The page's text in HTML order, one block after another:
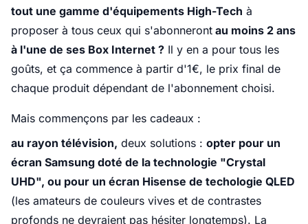
tout une gamme d'équipements High-Tech à
proposer à tous ceux qui s'abonneront au moins 2 ans
à l'une de ses Box Internet ? Il y en a pour tous les
goûts, et ça commence à partir d'1€, le prix final de
chaque produit dépendant de l'abonnement choisi.
Mais commençons par les cadeaux :
au rayon télévision, deux solutions : opter pour un
écran Samsung doté de la technologie "Crystal
UHD", ou pour un écran Hisense de techologie QLED
(les amateurs de couleurs vives et de contrastes
profonds ne devraient pas hésiter longtemps). La